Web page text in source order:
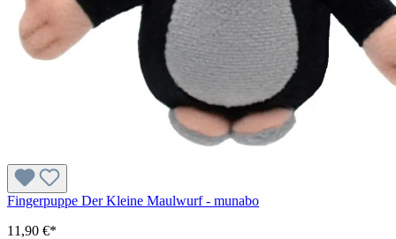
Fingerpuppe Der Kleine Maulwurf - munabo
11,90 €*